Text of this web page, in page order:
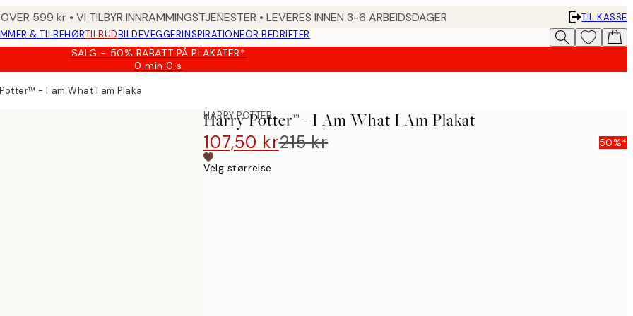
599 kr • VI TILBYR INNRAMMINGSTJENESTER • LEVERES INNEN 3-6 ARBEIDSDAGER
TIL KASSE
& TILBEHØRTILBUDBILDEVEGGERINSPIRATIONFOR BEDRIFTER
SALG - 50% RABATT PÅ PLAKATER*
0 min0 s
Gyldig
- I am What I am Plakat
HARRY POTTER
Harry Potter™ - I Am What I Am Plakat
107,50 kr215 kr 50%*
Velg størrelse